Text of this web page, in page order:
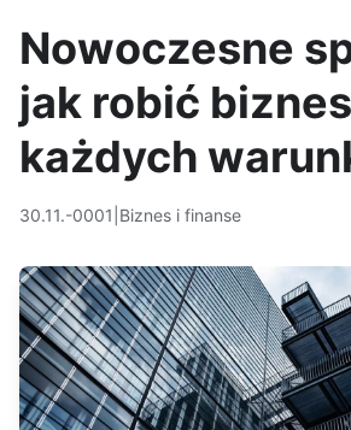
Nowoczesne
jak robić
każdych
30.11.-0001 Biznes i finanse